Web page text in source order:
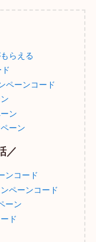
らえる
ペーンコード
ン
ーン
／
ンコード
ペーンコード
ーン
ド